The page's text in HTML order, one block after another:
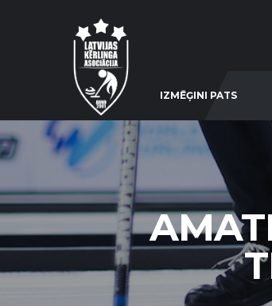
IZMĒĢINI PATS